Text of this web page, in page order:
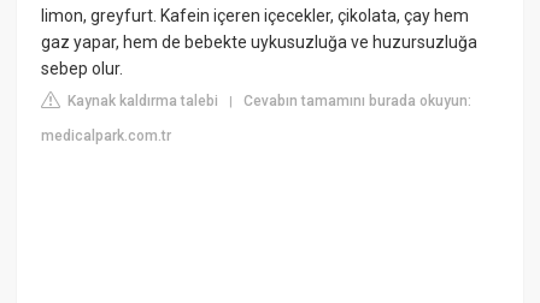
limon, greyfurt. Kafein içeren içecekler, çikolata, çay hem
gaz yapar, hem de bebekte uykusuzluğa ve huzursuzluğa
sebep olur.
Kaynak kaldırma talebi |Cevabın tamamını burada okuyun:
medicalpark.com.tr